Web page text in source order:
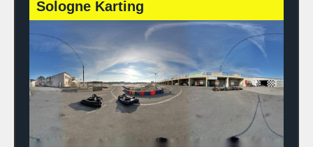
Sologne Karting